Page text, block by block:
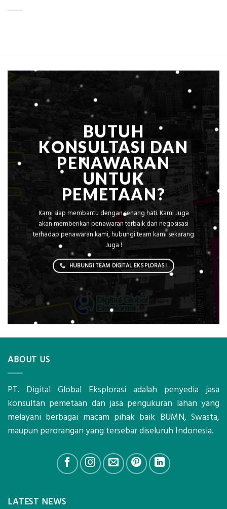
Hasil
Akurat
BUTUH
KONSULTASI DAN
PENAWARAN
UNTUK
PEMETAAN?
Kami siap membantu dengan senang hati. Kami Juga
akan memberikan penawaran terbaik dan negosisasi
terhadap penawaran kami, hubungi team kami sekarang
Juga !
HUBUNGI TEAM DIGITAL EKSPLORASI
ABOUT US
PT. Digital Global Eksplorasi adalah penyedia jasa
konsultan pemetaan dan jasa pengukuran lahan yang
melayani berbagai macam pihak baik BUMN, Swasta,
maupun perorangan yang tersebar diseluruh Indonesia.
LATEST NEWS